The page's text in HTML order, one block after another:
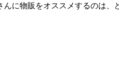
に物販をオススメするのは、